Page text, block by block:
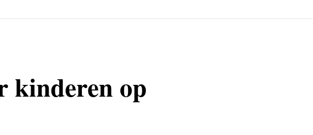
kinderen op